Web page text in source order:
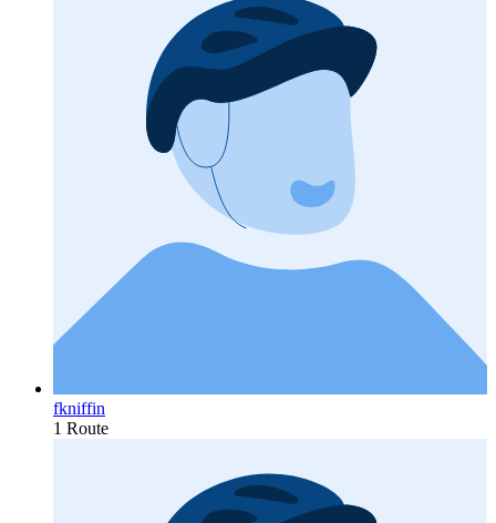
fkniffin
1 Route